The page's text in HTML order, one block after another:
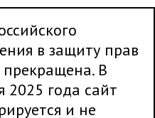
в защиту прав
прекращена. В
2025 года сайт
и не